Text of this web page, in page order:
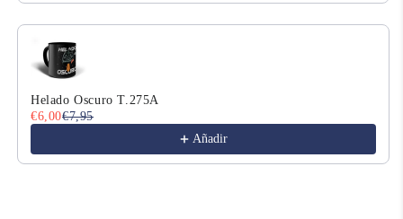
Helado Oscuro T.275A
€6,00€7,95
Añadir